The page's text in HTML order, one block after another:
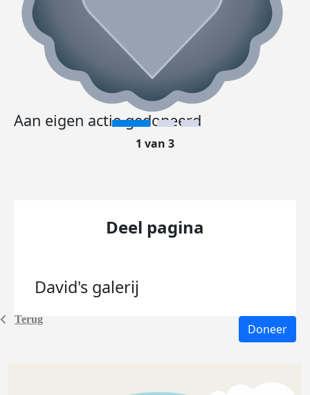
Terug
Aan eigen actie gedoneerd
1 van 3
Deel pagina
David's galerij
Doneer